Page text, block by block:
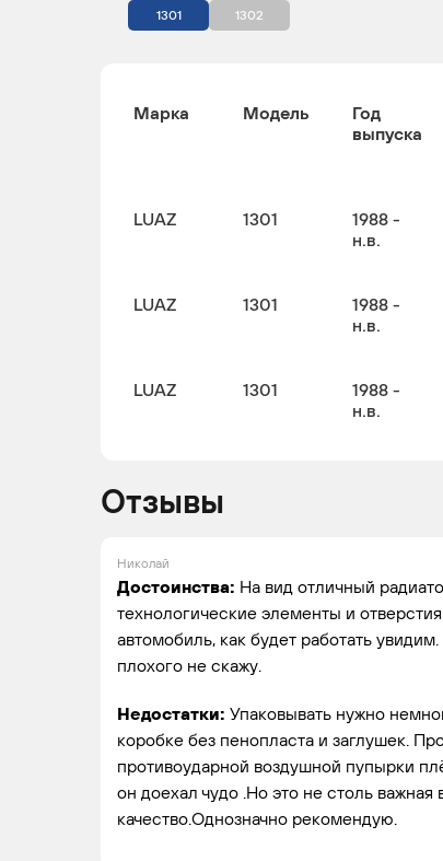
1301 1302
Марка Модель
Год
выпуска
LUAZ 1301
1988 -
н.в.
LUAZ 1301
1988 -
н.в.
LUAZ 1301
1988 -
н.в.
Отзывы
Николай
Достоинства: На вид отличный
технологические элементы и
автомобиль, как будет работать
плохого не скажу.
Недостатки: Упаковывать нужно
коробке без пенопласта и заглушек.
противоударной воздушной пупырки
он доехал чудо .Но это не столь важная
качество.Однозначно рекомендую.